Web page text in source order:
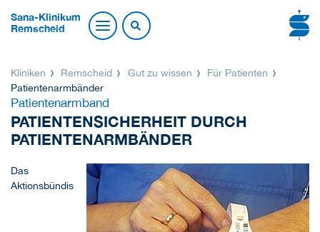
Sana-Klinikum
Remscheid
Kliniken Remscheid Gut zu wissen
Für Patienten
Patientenarmbänder
Patientenarmband
PATIENTENSICHERHEIT DURCH
PATIENTENARMBÄNDER
Das
Aktionsbündis